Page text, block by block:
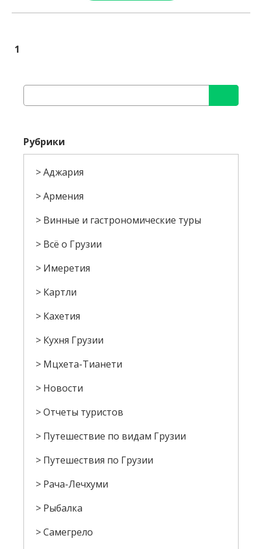
1
Рубрики
Аджария
Армения
Винные и гастрономические туры
Всё о Грузии
Имеретия
Картли
Кахетия
Кухня Грузии
Мцхета-Тианети
Новости
Отчеты туристов
Путешествие по видам Грузии
Путешествия по Грузии
Рача-Лечхуми
Рыбалка
Самегрело